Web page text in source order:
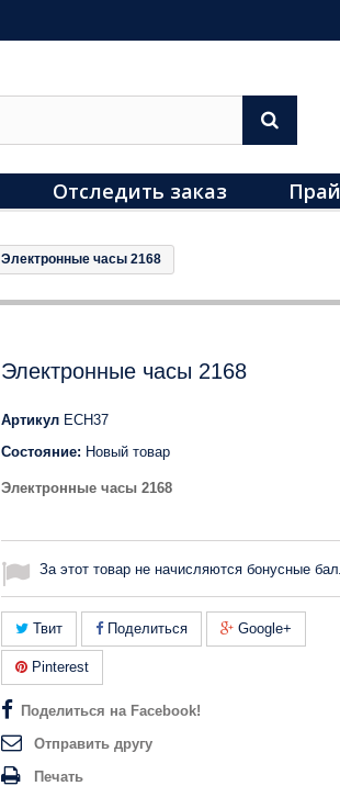
Отследить заказ
Электронные часы 2168
Электронные часы 2168
Артикул ECH37
Состояние: Новый товар
Электронные часы 2168
За этот товар не начисляются бонусные
Твит Поделиться Google+
Pinterest
Поделиться на Facebook!
Отправить другу
Печать